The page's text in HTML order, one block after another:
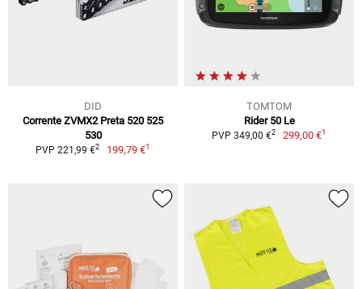
DID
Corrente ZVMX2 Preta 520 525
530
PVP 221,99 €2 199,79 €1
TOMTOM
Rider 50 Le
PVP 349,00 €2 299,00 €1